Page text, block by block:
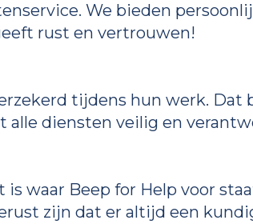
We bieden
rust en vertrouwen!
tijdens hun werk. Dat
alle diensten veilig en
is waar Beep for Help voor
zijn dat er altijd een